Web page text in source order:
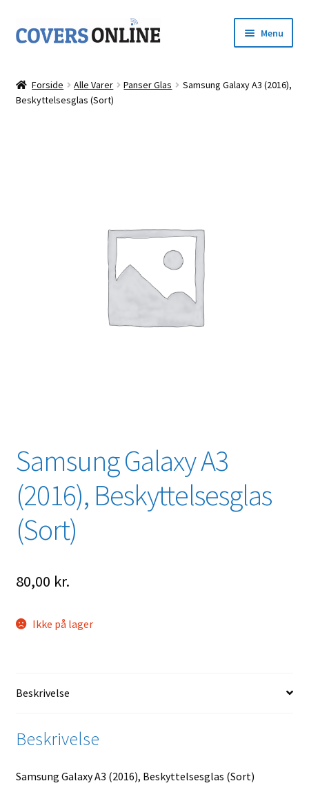
Spring
til
Spring
til
Menu
Shop
Forside Alle Varer Panser Glas
Samsung Galaxy A3 (2016),
Beskyttelsesglas (Sort)
Samsung Galaxy A3
(2016), Beskyttelsesglas
(Sort)
80,00 kr.
Ikke på lager
Beskrivelse
Beskrivelse
Samsung Galaxy A3 (2016), Beskyttelsesglas (Sort)